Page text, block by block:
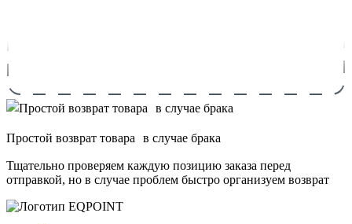
Простой возврат товара в случае брака
Тщательно проверяем каждую позицию заказа перед
отправкой, но в случае проблем быстро организуем возврат